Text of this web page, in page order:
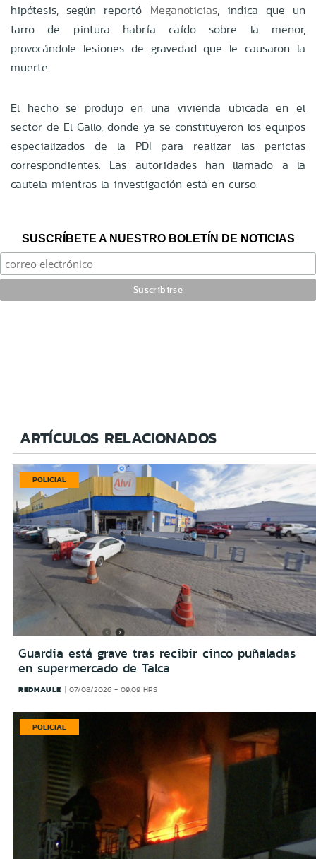
hipótesis, según reportó Meganoticias, indica que un
tarro de pintura habría caído sobre la menor,
provocándole lesiones de gravedad que le causaron la
muerte.
El hecho se produjo en una vivienda ubicada en el
sector de El Gallo, donde ya se constituyeron los equipos
especializados de la PDI para realizar las pericias
correspondientes. Las autoridades han llamado a la
cautela mientras la investigación está en curso.
SUSCRÍBETE A NUESTRO BOLETÍN DE NOTICIAS
ARTÍCULOS RELACIONADOS
POLICIAL
Guardia está grave tras recibir cinco puñaladas
en supermercado de Talca
REDMAULE 07/08/2026 - 09:09 HRS
POLICIAL